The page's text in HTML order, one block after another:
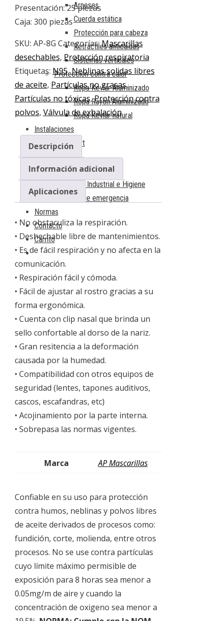
Arneses
Cuerda estática
Protección para cabeza
Retráctiles anticaídas
Sistemas verticales
Protección contra calor
Ropa Kevlar Aluminizado
Ropa Rayón Aluminizado
Ropa Kevlar natural
Instalaciones
Travsmart
Travsafe
Cursos
Seguridad Industrial e Higiene
Brigadas de emergencia
Normas
Contacto
Carrito
Presentación: 25 piezas
Caja: 300 piezas
SKU: AP-8G Categorías:Mascarillas
desechables, Protección respiratoria
Etiquetas: N95,Neblinas solidas libres
de aceite, Partículas no grasas,
Partículas no tóxicas,Protección contra
polvos, Válvula de exhalación
Descripción
Información adicional
Aplicaciones
• No obstaculiza la respiración.
• Deshechable libre de mantenimientos.
• Es de fácil respiración y no afecta en la
comunicación.
• Respiración fácil y cómoda.
• Fácil de ajustar al rostro gracias a su
forma ergonómica.
• Cuenta con clip nasal que brinda un
sello confortable al dorso de la nariz.
• Gran resitencia a la deformación
causada por la humedad.
• Compatibilidad con otros equipos de
seguridad (lentes, tapones auditivos,
cascos, escafandras, etc)
• Acojinamiento por la parte interna.
• Sobrepasa las normas vigentes.
Marca AP Mascarillas
Confiable en su uso para protección
contra humos, neblinas y polvos libres
de aceite derivados de procesos como:
fundición, corte, molienda, entre otros
procesos. No se use contra partículas
cuyo límite máximo permisible de
exposición para 8 horas sea menor a
0.05mg/m de aire y cuando la
concentración de oxigeno sea menor a